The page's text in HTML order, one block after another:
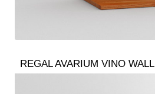
REGAL AVARIUM VINO WALL